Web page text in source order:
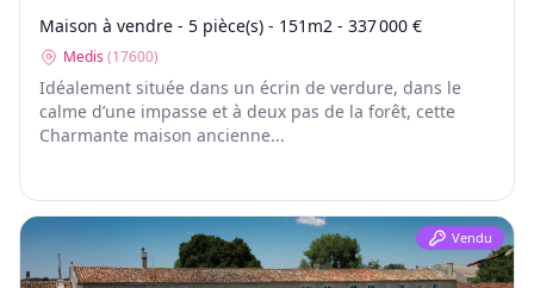
Maison à vendre - 5 pièce(s) - 151m2 - 337 000 €
Medis (17600)
Idéalement située dans un écrin de verdure, dans le
calme d’une impasse et à deux pas de la forêt, cette
Charmante maison ancienne...
Vendu